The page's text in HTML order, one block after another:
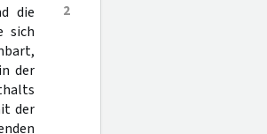
2
die
sich
der
der